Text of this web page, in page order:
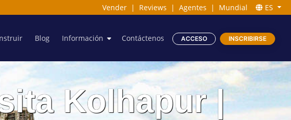
Vender | Reviews | Agentes | Mundial ES
Blog Información Contáctenos ACCESO INSCRIBIRSE
Kolhapur |